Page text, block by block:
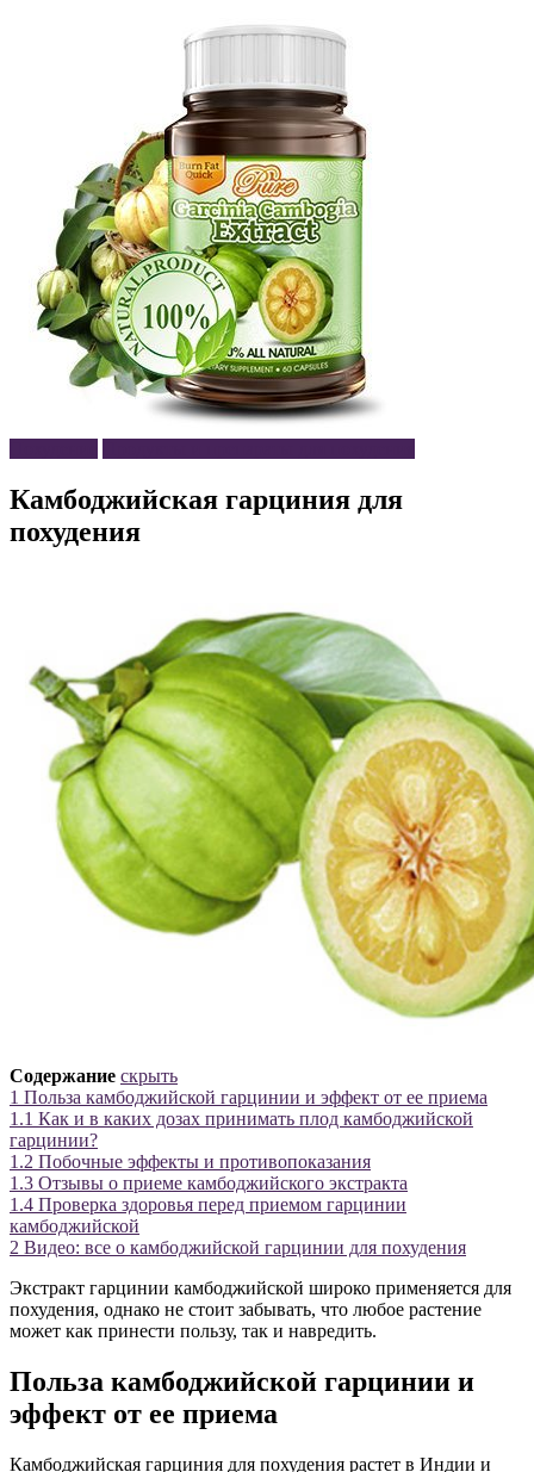
Камбоджийская гарциния для
похудения
Содержание скрыть
1 Польза камбоджийской гарцинии и эффект от ее приема
1.1 Как и в каких дозах принимать плод камбоджийской
гарцинии?
1.2 Побочные эффекты и противопоказания
1.3 Отзывы о приеме камбоджийского экстракта
1.4 Проверка здоровья перед приемом гарцинии
камбоджийской
2 Видео: все о камбоджийской гарцинии для похудения
Экстракт гарцинии камбоджийской широко применяется для
похудения, однако не стоит забывать, что любое растение
может как принести пользу, так и навредить.
Польза камбоджийской гарцинии и
эффект от ее приема
Камбоджийская гарциния для похудения растет в Индии и